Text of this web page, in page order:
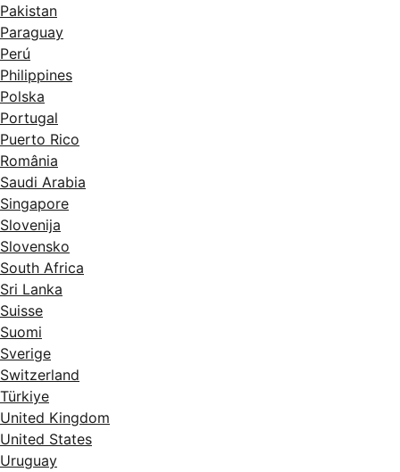
Pakistan
Paraguay
Perú
Philippines
Polska
Portugal
Puerto Rico
România
Saudi Arabia
Singapore
Slovenija
Slovensko
South Africa
Sri Lanka
Suisse
Suomi
Sverige
Switzerland
Türkiye
United Kingdom
United States
Uruguay